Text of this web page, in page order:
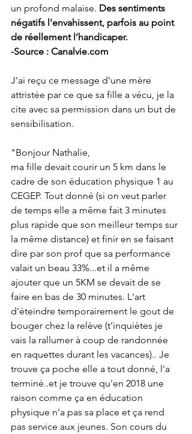
un profond malaise. Des sentiments
négatifs l'envahissent, parfois au point
de réellement l’handicaper.
-Source : Canalvie.com
J'ai reçu ce message d'une mère
attristée par ce que sa fille a vécu, je la
cite avec sa permission dans un but de
sensibilisation.
"Bonjour Nathalie,
ma fille devait courir un 5 km dans le
cadre de son éducation physique 1 au
CEGEP. Tout donné (si on veut parler
de temps elle a même fait 3 minutes
plus rapide que son meilleur temps sur
la même distance) et finir en se faisant
dire par son prof que sa performance
valait un beau 33%...et il a même
ajouter que un 5KM se devait de se
faire en bas de 30 minutes. L'art
d'éteindre temporairement le gout de
bouger chez la relève (t'inquiètes je
vais la rallumer à coup de randonnée
en raquettes durant les vacances).. Je
trouve ça poche elle a tout donné, l'a
terminé..et je trouve qu'en 2018 une
raison comme ça en éducation
physique n'a pas sa place et ça rend
pas service aux jeunes. Son cours du